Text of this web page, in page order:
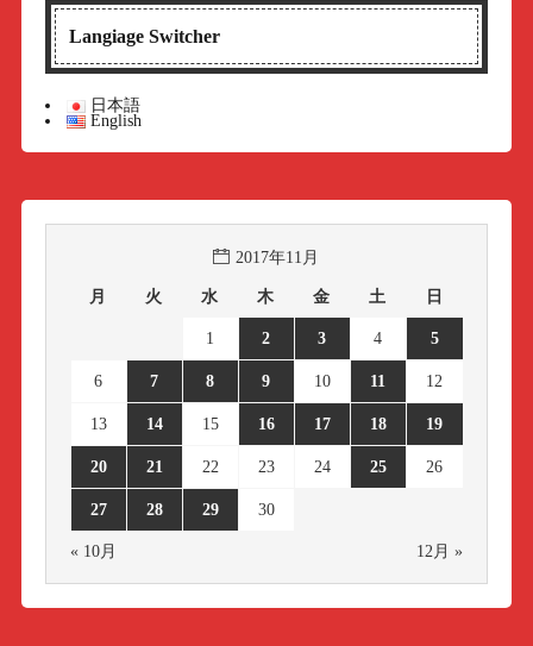
Langiage Switcher
日本語
English
2017年11月
月 火 水 木 金 土 日
1 2 3 4 5
6 7 8 9 10 11 12
13 14 15 16 17 18 19
20 21 22 23 24 25 26
27 28 29 30
« 10月 12月 »